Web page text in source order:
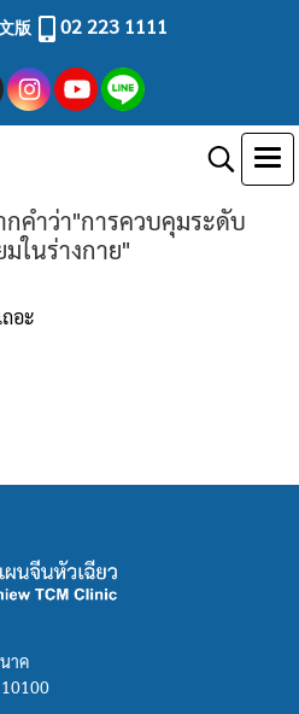
版 02 223 1111
คำว่า"การควบคุมระดับ
ในร่างกาย"
อะ
าค